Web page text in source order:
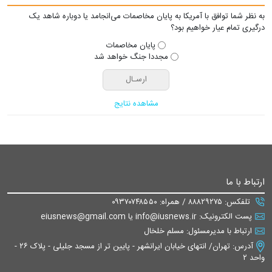
به نظر شما توافق با آمریکا به پایان مخاصمات می‌انجامد یا دوباره شاهد یک
درگیری تمام عیار خواهیم بود؟
پایان مخاصمات
مجددا جنگ خواهد شد
مشاهده نتایج
ارتباط با ما
تلفکس: ۸۸۸۲۹۲۷۵ / همراه: ۰۹۳۷۰۷۴۸۵۵۰
پست الکترونیک: info@iusnews.ir یا eiusnews@gmail.com
ارتباط با مدیرمسئول: مسلم خلخال
آدرس: تهران/ انتهای خیابان ایرانشهر - پایین تر از مسجد جلیلی - پلاک ۲۶ -
واحد ۲